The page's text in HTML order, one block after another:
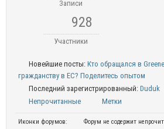
Записи
928
Участники
Новейшие посты: Кто обращался в
гражданству в ЕС? Поделитесь опытом
Последний зарегистрированный: Duduk
Непрочитанные
Метки
Иконки форумов:
Форум не содержит